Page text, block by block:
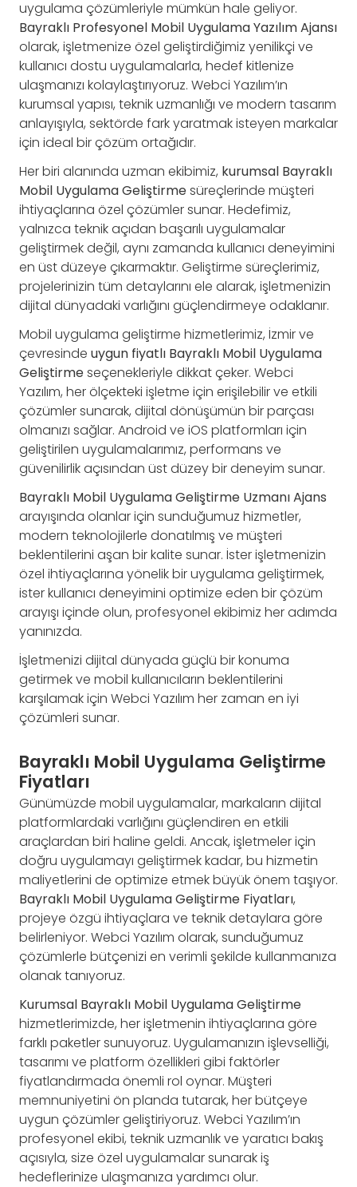
uygulama çözümleriyle mümkün hale geliyor.
Bayraklı Profesyonel Mobil Uygulama Yazılım Ajansı
olarak, işletmenize özel geliştirdiğimiz yenilikçi ve
kullanıcı dostu uygulamalarla, hedef kitlenize
ulaşmanızı kolaylaştırıyoruz. Webci Yazılım’ın
kurumsal yapısı, teknik uzmanlığı ve modern tasarım
anlayışıyla, sektörde fark yaratmak isteyen markalar
için ideal bir çözüm ortağıdır.
Her biri alanında uzman ekibimiz, kurumsal Bayraklı
Mobil Uygulama Geliştirmesüreçlerinde müşteri
ihtiyaçlarına özel çözümler sunar. Hedefimiz,
yalnızca teknik açıdan başarılı uygulamalar
geliştirmek değil, aynı zamanda kullanıcı deneyimini
en üst düzeye çıkarmaktır. Geliştirme süreçlerimiz,
projelerinizin tüm detaylarını ele alarak, işletmenizin
dijital dünyadaki varlığını güçlendirmeye odaklanır.
Mobil uygulama geliştirme hizmetlerimiz, İzmir ve
çevresinde uygun fiyatlı Bayraklı Mobil Uygulama
Geliştirmeseçenekleriyle dikkat çeker. Webci
Yazılım, her ölçekteki işletme için erişilebilir ve etkili
çözümler sunarak, dijital dönüşümün bir parçası
olmanızı sağlar. Android ve iOS platformları için
geliştirilen uygulamalarımız, performans ve
güvenilirlik açısından üst düzey bir deneyim sunar.
Bayraklı Mobil Uygulama Geliştirme Uzmanı Ajans
arayışında olanlar için sunduğumuz hizmetler,
modern teknolojilerle donatılmış ve müşteri
beklentilerini aşan bir kalite sunar. İster işletmenizin
özel ihtiyaçlarına yönelik bir uygulama geliştirmek,
ister kullanıcı deneyimini optimize eden bir çözüm
arayışı içinde olun, profesyonel ekibimiz her adımda
yanınızda.
İşletmenizi dijital dünyada güçlü bir konuma
getirmek ve mobil kullanıcıların beklentilerini
karşılamak için Webci Yazılım her zaman en iyi
çözümleri sunar.
Bayraklı Mobil Uygulama Geliştirme
Fiyatları
Günümüzde mobil uygulamalar, markaların dijital
platformlardaki varlığını güçlendiren en etkili
araçlardan biri haline geldi. Ancak, işletmeler için
doğru uygulamayı geliştirmek kadar, bu hizmetin
maliyetlerini de optimize etmek büyük önem taşıyor.
Bayraklı Mobil Uygulama Geliştirme Fiyatları,
projeye özgü ihtiyaçlara ve teknik detaylara göre
belirleniyor. Webci Yazılım olarak, sunduğumuz
çözümlerle bütçenizi en verimli şekilde kullanmanıza
olanak tanıyoruz.
Kurumsal Bayraklı Mobil Uygulama Geliştirme
hizmetlerimizde, her işletmenin ihtiyaçlarına göre
farklı paketler sunuyoruz. Uygulamanızın işlevselliği,
tasarımı ve platform özellikleri gibi faktörler
fiyatlandırmada önemli rol oynar. Müşteri
memnuniyetini ön planda tutarak, her bütçeye
uygun çözümler geliştiriyoruz. Webci Yazılım’ın
profesyonel ekibi, teknik uzmanlık ve yaratıcı bakış
açısıyla, size özel uygulamalar sunarak iş
hedeflerinize ulaşmanıza yardımcı olur.